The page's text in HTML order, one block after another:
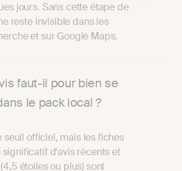
jours. Sans cette étape de
reste invisible dans les
et sur Google Maps.
faut-il pour bien se
le pack local ?
seuil officiel, mais les fiches
significatif d'avis récents et
étoiles ou plus) sont